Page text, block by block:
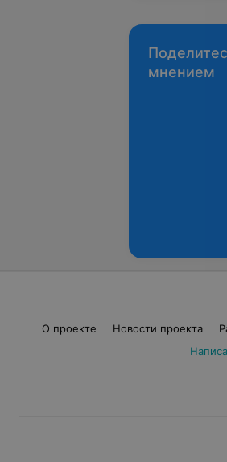
мнением
О проекте Новости проекта